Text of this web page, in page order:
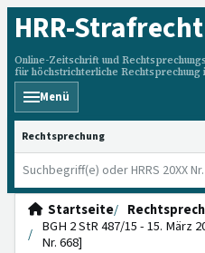
HRR-Strafrecht
Online-Zeitschrift und
für höchstrichterliche Rechtsprechung
Menü
HRRS durchsuchen
Startseite
BGH 2 StR 487/15 - 15. März
Nr. 668]